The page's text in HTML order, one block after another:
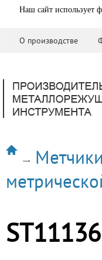
Наш сайт использует
О производстве